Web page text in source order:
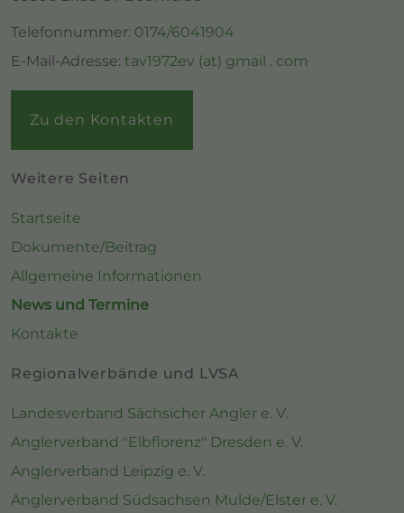
Telefonnummer: 0174/6041904
E-Mail-Adresse: tav1972ev (at) gmail . com
Zu den Kontakten
Weitere Seiten
Startseite
Dokumente/Beitrag
Allgemeine Informationen
News und Termine
Kontakte
Regionalverbände und LVSA
Landesverband Sächsicher Angler e. V.
Anglerverband "Elbflorenz" Dresden e. V.
Anglerverband Leipzig e. V.
Anglerverband Südsachsen Mulde/Elster e. V.